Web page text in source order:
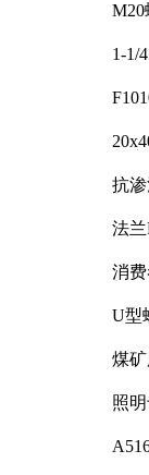
1-1/
抗
法兰
消
U型
煤
照